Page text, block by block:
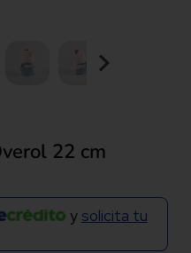
22 cm
y solicita tu